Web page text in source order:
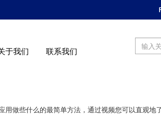
于我们 联系我们
做些什么的最简单方法，通过视频您可以直观地